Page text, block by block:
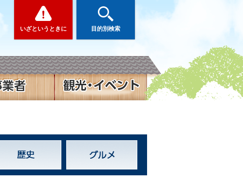
いざというときに 目的別検索